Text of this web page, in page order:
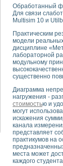
для устройства
стенда для
построения
управления
амперных
нано-, фемто-,
по измерению
комплекс на
и оптимизации
макрочастиц в
диагностики крови
дисперсных
Обработанный
Для связи
Multisim 10 и
Практическим
модели
дисциплине
лабораторной
модульному
существенно
Диаграмма
нагружения -
стоимостью и
могут
искажения
канала
представляет
практикумов на
места может
каждого